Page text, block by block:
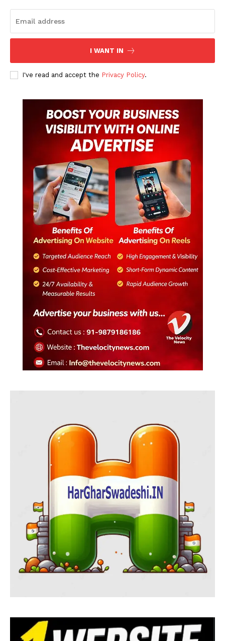
I WANT IN
I've read and accept the Privacy Policy.